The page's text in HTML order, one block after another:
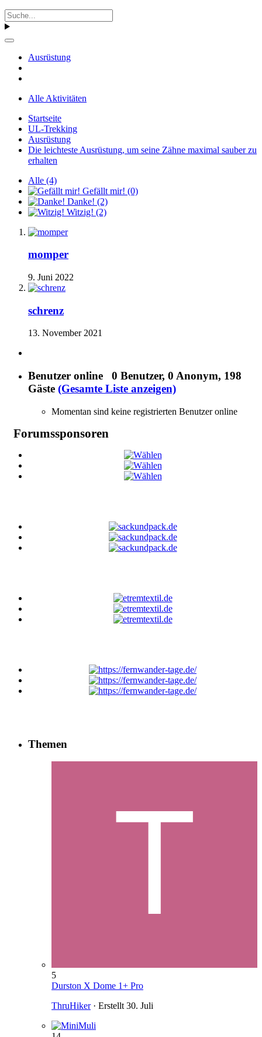
Ausrüstung
Alle Aktivitäten
Startseite
UL-Trekking
Ausrüstung
Die leichteste Ausrüstung, um seine Zähne maximal sauber zu
erhalten
Alle (4)
Gefällt mir! (0)
Danke! (2)
Witzig! (2)
momper
9. Juni 2022
schrenz
13. November 2021
Benutzer online 0 Benutzer, 0 Anonym, 198
Gäste (Gesamte Liste anzeigen)
Momentan sind keine registrierten Benutzer online
Forumssponsoren
Themen
5
Durston X Dome 1+ Pro
ThruHiker· Erstellt 30. Juli